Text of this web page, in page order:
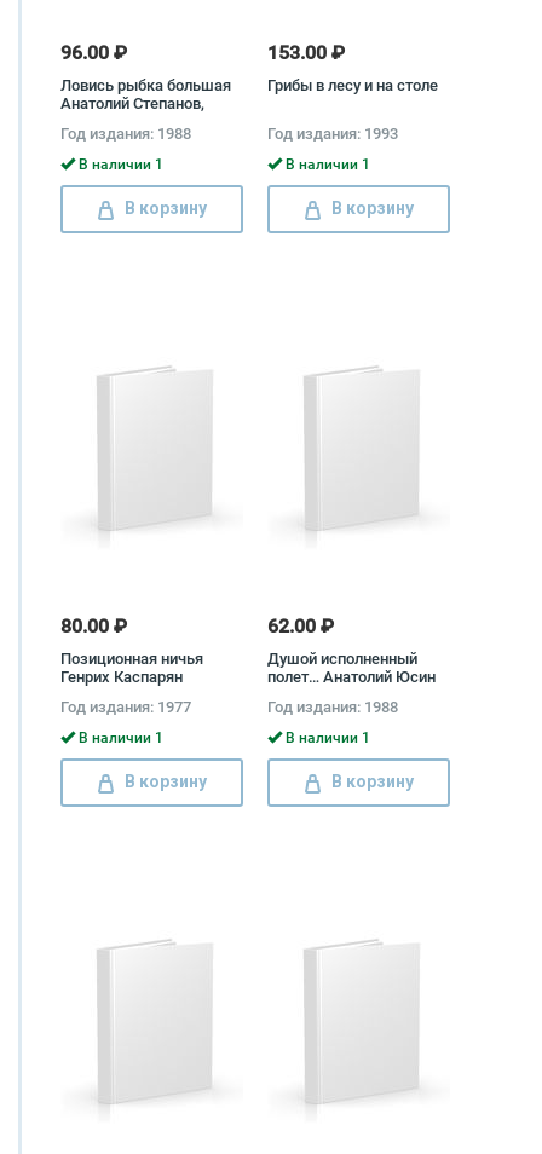
96.00 ₽
Ловись рыбка большая
Анатолий Степанов,
Год издания: 1988
В наличии 1
В корзину
153.00 ₽
Грибы в лесу и на столе
Год издания: 1993
В наличии 1
В корзину
80.00 ₽
Позиционная ничья
Генрих Каспарян
Год издания: 1977
В наличии 1
В корзину
62.00 ₽
Душой исполненный
полет… Анатолий Юсин
Год издания: 1988
В наличии 1
В корзину